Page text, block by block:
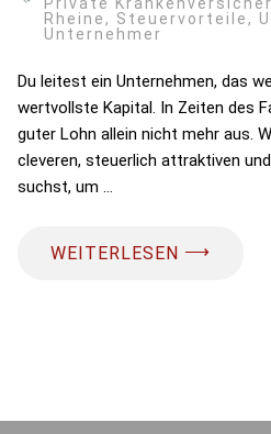
Rheine , Steuervorteile ,
Unternehmer
Du leitest ein Unternehmen, das
wertvollste Kapital. In Zeiten des
guter Lohn allein nicht mehr aus.
cleveren, steuerlich attraktiven
suchst, um …
WEITERLESEN ⟶